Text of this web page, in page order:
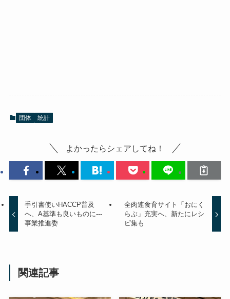
団体 統計
よかったらシェアしてね！
手引書使いHACCP普及
へ、A基準も良いものに---
事業推進委
全肉連食育サイト「おにく
らぶ」充実へ、新たにレシ
ピ集も
関連記事